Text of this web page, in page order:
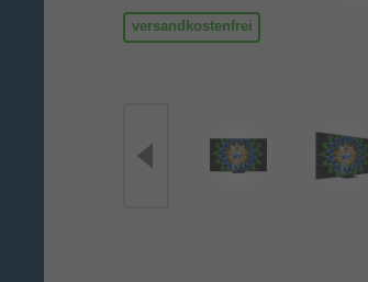
versandkostenfrei